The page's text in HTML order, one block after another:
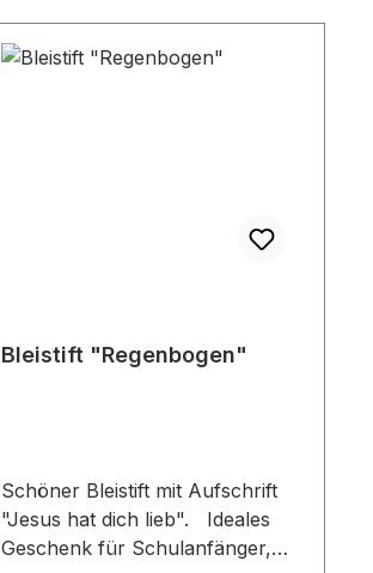
Bleistift "Regenbogen"
Schöner Bleistift mit Aufschrift
"Jesus hat dich lieb". Ideales
Geschenk für Schulanfänger,